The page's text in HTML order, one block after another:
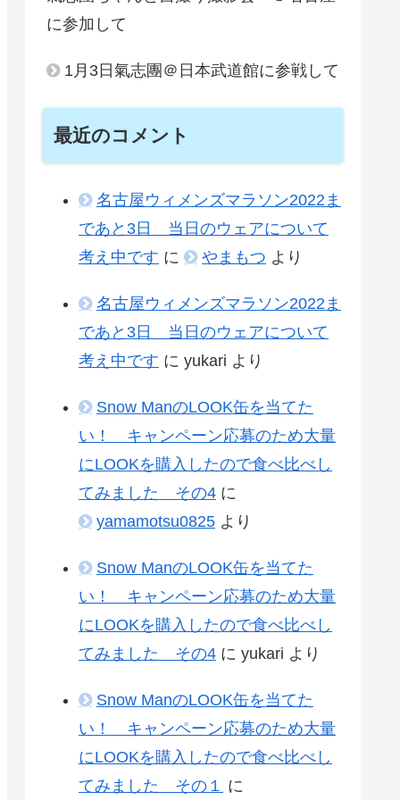
に参加して
1月3日氣志團＠日本武道館に参戦して
最近のコメント
名古屋ウィメンズマラソン2022ま
であと3日 当日のウェアについて
考え中です に やまもつ より
名古屋ウィメンズマラソン2022ま
であと3日 当日のウェアについて
考え中です に yukari より
Snow ManのLOOK缶を当てた
い！ キャンペーン応募のため大量
にLOOKを購入したので食べ比べし
てみました その4 に
yamamotsu0825 より
Snow ManのLOOK缶を当てた
い！ キャンペーン応募のため大量
にLOOKを購入したので食べ比べし
てみました その4 に yukari より
Snow ManのLOOK缶を当てた
い！ キャンペーン応募のため大量
にLOOKを購入したので食べ比べし
てみました その１ に